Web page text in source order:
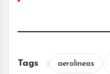
Tags : aerolineas